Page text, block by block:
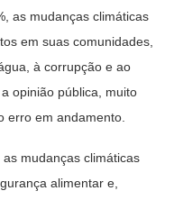
as mudanças climáticas
em suas comunidades,
à corrupção e ao
opinião pública, muito
erro em andamento.
mudanças climáticas
alimentar e,